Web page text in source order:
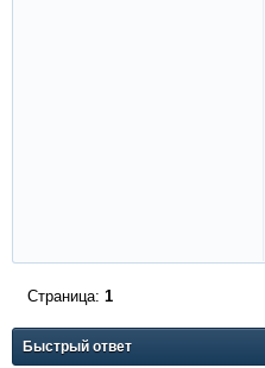
Страница: 1
Быстрый ответ